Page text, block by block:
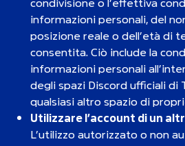
informazioni personali, del
posizione reale o dell’età di
consentita. Ciò include la
informazioni personali
degli spazi Discord ufficiali di
qualsiasi altro spazio di
Utilizzare l’account di un
L’utilizzo autorizzato o non